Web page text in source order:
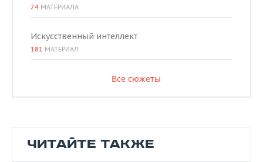
24 МАТЕРИАЛА
Искусственный интеллект
181 МАТЕРИАЛ
Все сюжеты
ЧИТАЙТЕ ТАКЖЕ